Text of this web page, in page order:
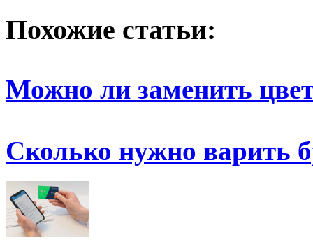
Похожие статьи:
Можно ли заменить
Сколько нужно варить